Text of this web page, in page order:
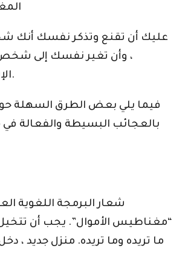
عليك أن تقنع وتذكر نفسك أنك
، وأن تغير نفسك إلى
الإيجابية والجذابة.
فيما يلي بعض الطرق السهلة
بالعجائب البسيطة والفعالة في
شعار البرمجة اللغوية
“مغناطيس الأموال”. يجب أن
ما تريده وما تريده. منزل جديد ،